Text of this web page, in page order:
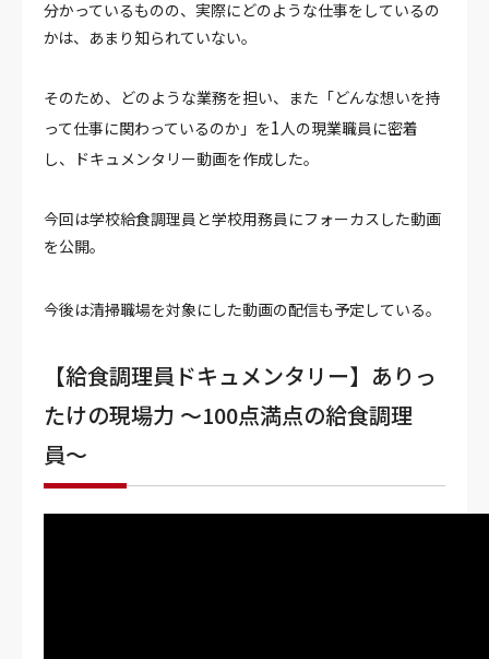
分かっているものの、実際にどのような仕事をしているの
かは、あまり知られていない。
そのため、どのような業務を担い、また「どんな想いを持
って仕事に関わっているのか」を1 人の現業職員に密着
し、ドキュメンタリー動画を作成した。
今回は学校給食調理員と学校用務員にフォーカスした動画
を公開。
今後は清掃職場を対象にした動画の配信も予定している。
【給食調理員ドキュメンタリー】ありっ
たけの現場力 〜100点満点の給食調理
員〜